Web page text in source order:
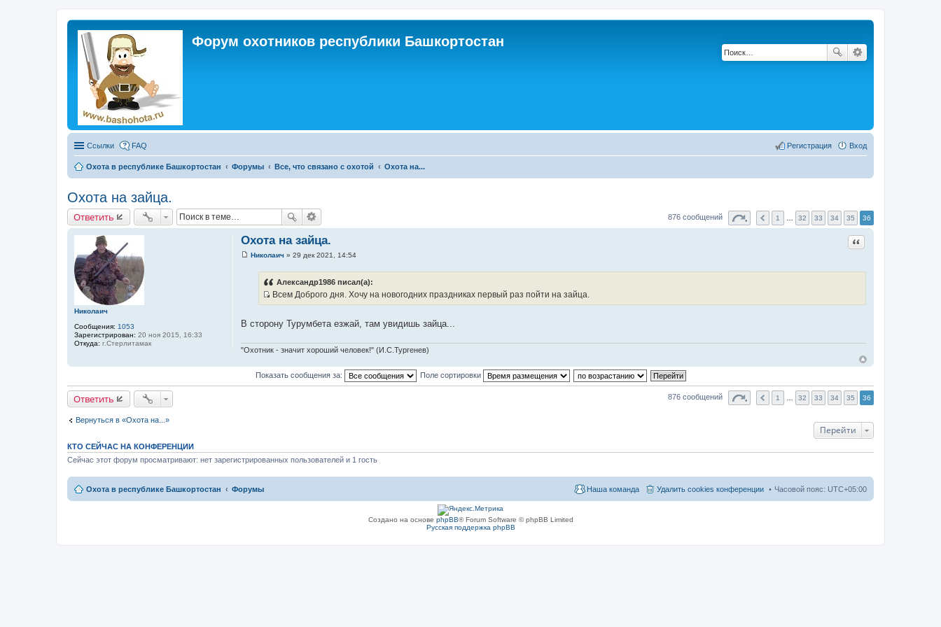
Форум охотников республики Башкортостан
Ссылки FAQ Вход
Регистрация
Охота в республике Башкортостан Форумы Все, что связано с охотой Охота на...
Охота на зайца.
Ответить 876 сообщений 1 32 33 34 35 36
Николаич
Сообщения: 1053
Зарегистрирован: 20 ноя 2015, 16:33
Откуда: г.Стерлитамак
Охота на зайца. Цитата
е
Николаич» 29 дек 2021, 14:54
Александр1986 писал(а):
И
т
о
ч
н
и
т
Всем Доброго дня. Хочу на новогодних праздниках первый раз пойти на зайца.
В сторону Турумбета езжай, там увидишь зайца...
"Охотник - значит хороший человек!" (И.С.Тургенев)
Показать сообщения за: Поле сортировки
Ответить 876 сообщений 1 32 33 34 35 36
Вернуться в «Охота на...»
Перейти
КТО СЕЙЧАС НА КОНФЕРЕНЦИИ
Сейчас этот форум просматривают: нет зарегистрированных пользователей и 1 гость
Охота в республике Башкортостан Форумы Часовой пояс: UTC+05:00
Удалить cookies конференции
Наша команда
Создано на основе phpBB® Forum Software © phpBB Limited
Русская поддержка phpBB